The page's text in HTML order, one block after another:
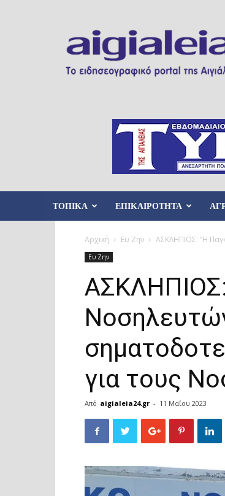
ΤΟΠΙΚΑ ΕΠΙΚΑΙΡΟΤΗΤΑ
Αρχική Ευ Ζην ΑΣΚΛΗΠΙΟΣ: “Η
Ευ Ζην
για τους
Από aigialeia24.gr - 11 Μαΐου 2023